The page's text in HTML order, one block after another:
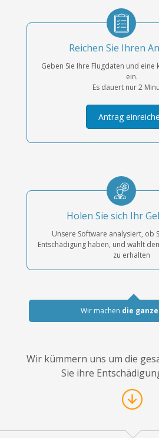
Reichen Sie Ihren
Geben Sie Ihre Flugdaten und eine
ein.
Es dauert nur 2
Antrag
Holen Sie sich Ihr
Unsere Software analysiert, ob
Entschädigung haben, und wählt
zu erhalten
Wir machen die
Wir kümmern uns um die
Sie ihre